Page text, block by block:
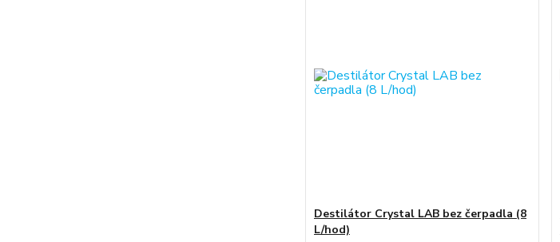
Destilátor Crystal LAB bez čerpadla (8
L/hod)